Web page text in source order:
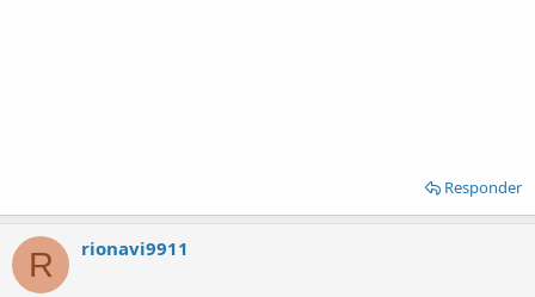
Responder
R rionavi9911